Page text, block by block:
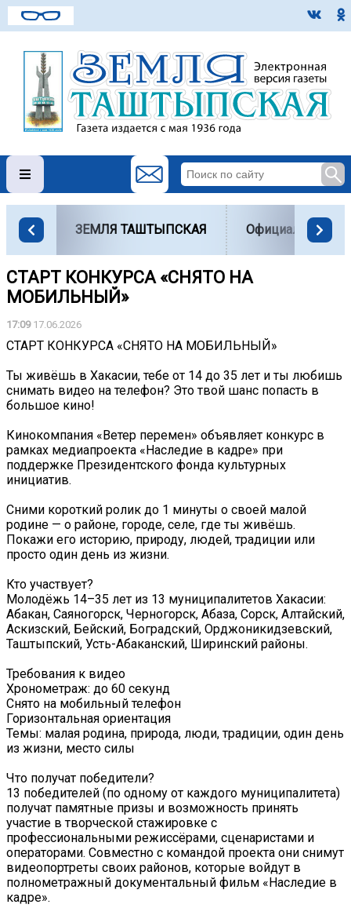
ЗЕМЛЯ ТАШТЫПСКАЯ Официально
СТАРТ КОНКУРСА «СНЯТО НА
МОБИЛЬНЫЙ»
17:0917.06.2026
СТАРТ КОНКУРСА «СНЯТО НА МОБИЛЬНЫЙ»
Ты живёшь в Хакасии, тебе от 14 до 35 лет и ты любишь
снимать видео на телефон? Это твой шанс попасть в
большое кино!
Кинокомпания «Ветер перемен» объявляет конкурс в
рамках медиапроекта «Наследие в кадре» при
поддержке Президентского фонда культурных
инициатив.
Сними короткий ролик до 1 минуты о своей малой
родине — о районе, городе, селе, где ты живёшь.
Покажи его историю, природу, людей, традиции или
просто один день из жизни.
Кто участвует?
Молодёжь 14–35 лет из 13 муниципалитетов Хакасии:
Абакан, Саяногорск, Черногорск, Абаза, Сорск, Алтайский,
Аскизский, Бейский, Боградский, Орджоникидзевский,
Таштыпский, Усть-Абаканский, Ширинский районы.
Требования к видео
Хронометраж: до 60 секунд
Снято на мобильный телефон
Горизонтальная ориентация
Темы: малая родина, природа, люди, традиции, один день
из жизни, место силы
Что получат победители?
13 победителей (по одному от каждого муниципалитета)
получат памятные призы и возможность принять
участие в творческой стажировке с
профессиональными режиссёрами, сценаристами и
операторами. Совместно с командой проекта они снимут
видеопортреты своих районов, которые войдут в
полнометражный документальный фильм «Наследие в
кадре».